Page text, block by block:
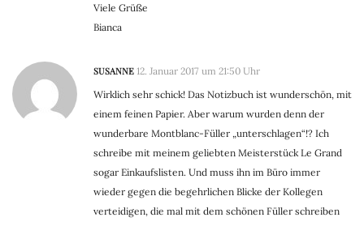
Viele Grüße
Bianca
SUSANNE 12. Januar 2017 um 21:50 Uhr
Wirklich sehr schick! Das Notizbuch ist wunderschön, mit
einem feinen Papier. Aber warum wurden denn der
wunderbare Montblanc-Füller „unterschlagen“!? Ich
schreibe mit meinem geliebten Meisterstück Le Grand
sogar Einkaufslisten. Und muss ihn im Büro immer
wieder gegen die begehrlichen Blicke der Kollegen
verteidigen, die mal mit dem schönen Füller schreiben